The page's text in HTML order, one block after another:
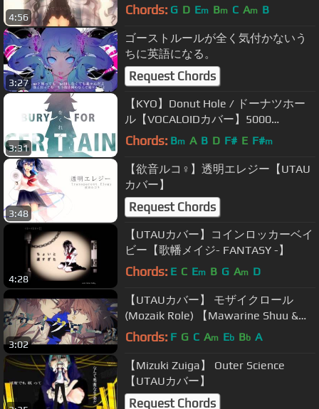
4:56 Chords: G D Em Bm C Am B
3:27
ゴーストルールが全く気付かないう
ちに英語になる。
Request Chords
3:31
【KYO】Donut Hole / ドーナツホー
ル【VOCALOIDカバー】5000
Subscriber Milestone!!
Chords: Bm A B D F# E F#m
3:48
【欲音ルコ♀】透明エレジー【UTAU
カバー】
Request Chords
4:28
【UTAUカバー】コインロッカーベイ
ビー【歌幡メイジ- FANTASY -】
Chords: E C Em B G Am D
3:02
【UTAUカバー】 モザイクロール
(Mozaik Role) 【Mawarine Shuu &
Kohaku Merry】
Chords: F G C Am Eb Bb A
【Mizuki Zuiga】 Outer Science
【UTAUカバー】
Request Chords